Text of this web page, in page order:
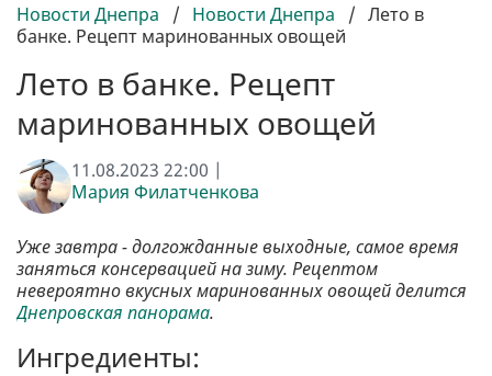
Новости Днепра / Новости Днепра / Лето в
банке. Рецепт маринованных овощей
Лето в банке. Рецепт
маринованных овощей
11.08.2023 22:00 |
Мария Филатченкова
Уже завтра - долгожданные выходные, самое время
заняться консервацией на зиму. Рецептом
невероятно вкусных маринованных овощей делится
Днепровская панорама.
Ингредиенты: